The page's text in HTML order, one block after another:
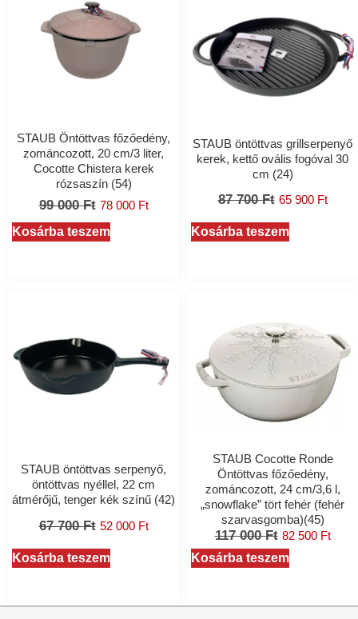
STAUB Öntöttvas főzőedény,
zománcozott, 20 cm/3 liter,
Cocotte Chistera kerek
rózsaszín (54)
99 000Ft 78 000 Ft
Kosárba teszem
STAUB öntöttvas grillserpenyő
kerek, kettő ovális fogóval 30
cm (24)
87 700Ft 65 900 Ft
Kosárba teszem
STAUB öntöttvas serpenyő,
öntöttvas nyéllel, 22 cm
átmérőjű, tenger kék színű (42)
67 700Ft 52 000 Ft
Kosárba teszem
STAUB Cocotte Ronde
Öntöttvas főzőedény,
zománcozott, 24 cm/3,6 l,
„snowflake” tört fehér (fehér
szarvasgomba)(45)
117 000Ft 82 500 Ft
Kosárba teszem